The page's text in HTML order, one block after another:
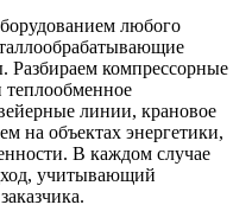
любого
Разбираем компрессорные
теплообменное
линии, крановое
на объектах энергетики,
В каждом случае
учитывающий